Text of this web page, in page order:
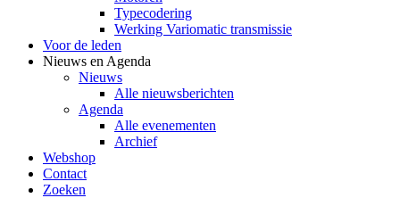
Typecodering
Werking Variomatic transmissie
Voor de leden
Nieuws en Agenda
Nieuws
Alle nieuwsberichten
Agenda
Alle evenementen
Archief
Webshop
Contact
Zoeken